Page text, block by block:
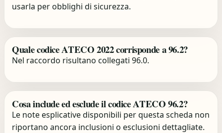
usarla per obblighi di sicurezza.
Quale codice ATECO 2022 corrisponde a 96.2?
Nel raccordo risultano collegati 96.0.
Cosa include ed esclude il codice ATECO 96.2?
Le note esplicative disponibili per questa scheda non
riportano ancora inclusioni o esclusioni dettagliate.